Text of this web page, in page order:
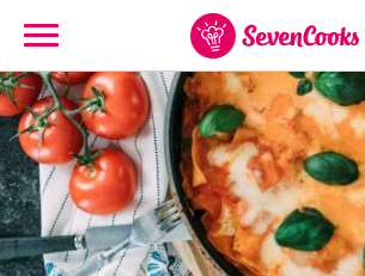
zur
Startseite